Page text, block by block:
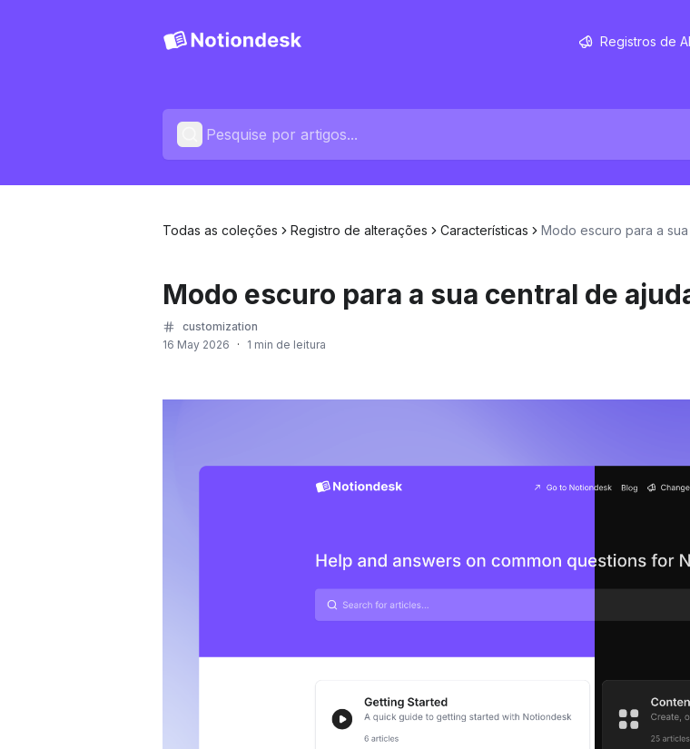
Registros de
Todas as coleções Registro de alterações Características Modo escuro para a
Modo escuro para a sua central de
customization
16 May 2026
· 1 min de leitura